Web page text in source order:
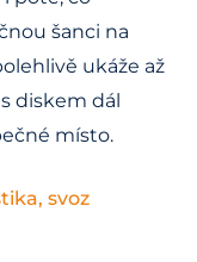
šanci na
ukáže až
diskem dál
místo.
svoz